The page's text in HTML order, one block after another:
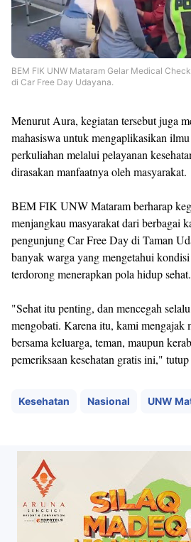
BEM FIK UNW Mataram Gelar Medical
di Car Free Day Udayana.
Menurut Aura, kegiatan tersebut juga
mahasiswa untuk mengaplikasikan
perkuliahan melalui pelayanan
dirasakan manfaatnya oleh masyarakat.
BEM FIK UNW Mataram berharap
menjangkau masyarakat dari berbagai
pengunjung Car Free Day di Taman
banyak warga yang mengetahui
terdorong menerapkan pola hidup sehat.
"Sehat itu penting, dan mencegah
mengobati. Karena itu, kami mengajak
bersama keluarga, teman, maupun
pemeriksaan kesehatan gratis ini,"
Kesehatan Nasional UNW